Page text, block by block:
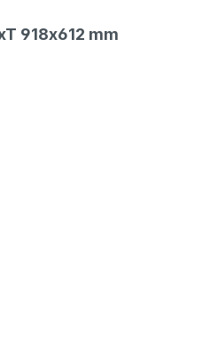
exkl. 6,84 € MwSt.
918x612 mm